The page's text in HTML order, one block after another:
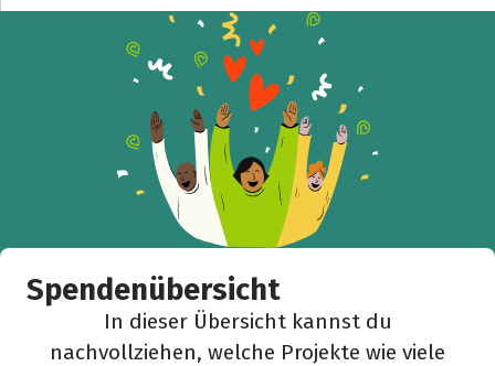
Spendenübersicht
In dieser Übersicht kannst du
nachvollziehen, welche Projekte wie viele